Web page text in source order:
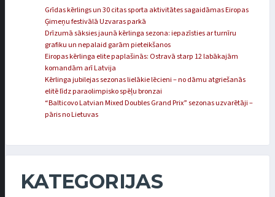
Grīdas kērlings un 30 citas sporta aktivitātes sagaidāmas Eiropas
Ģimeņu festivālā Uzvaras parkā
Drīzumā sāksies jaunā kērlinga sezona: iepazīsties ar turnīru
grafiku un nepalaid garām pieteikšanos
Eiropas kērlinga elite paplašinās: Ostravā starp 12 labākajām
komandām arī Latvija
Kērlinga jubilejas sezonas lielākie lēcieni – no dāmu atgriešanās
elitē līdz paraolimpisko spēļu bronzai
“Balticovo Latvian Mixed Doubles Grand Prix” sezonas uzvarētāji –
pāris no Lietuvas
KATEGORIJAS